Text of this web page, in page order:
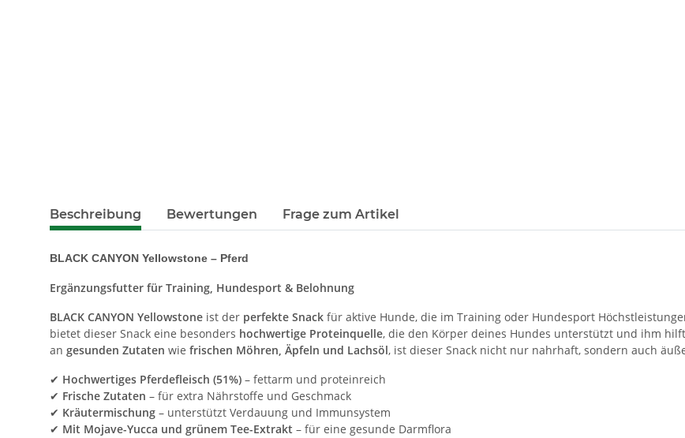
Beschreibung Bewertungen Frage zum Artikel
BLACK CANYON Yellowstone – Pferd
Ergänzungsfutter für Training, Hundesport & Belohnung
BLACK CANYON Yellowstone ist der perfekte Snack für aktive Hunde, die im Training oder Hundesport
bietet dieser Snack eine besonders hochwertige Proteinquelle, die den Körper deines Hundes unterstützt und ihm
an gesunden Zutaten wie frischen Möhren, Äpfeln und Lachsöl, ist dieser Snack nicht nur nahrhaft, sondern auch
✔ Hochwertiges Pferdefleisch (51%) – fettarm und proteinreich
✔ Frische Zutaten – für extra Nährstoffe und Geschmack
✔ Kräutermischung – unterstützt Verdauung und Immunsystem
✔ Mit Mojave-Yucca und grünem Tee-Extrakt – für eine gesunde Darmflora